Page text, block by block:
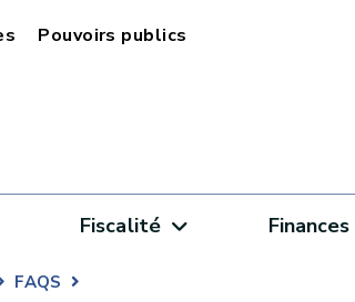
Pouvoirs publics
Fiscalité
FAQS